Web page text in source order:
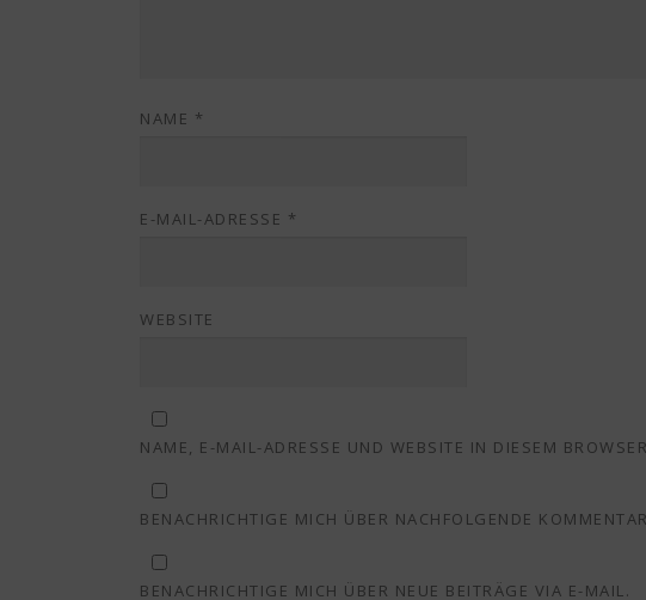
NAME *
E-MAIL-ADRESSE *
WEBSITE
NAME, E-MAIL-ADRESSE UND WEBSITE IN DIESEM
BENACHRICHTIGE MICH ÜBER NACHFOLGENDE
BENACHRICHTIGE MICH ÜBER NEUE BEITRÄGE VIA E-MAIL.